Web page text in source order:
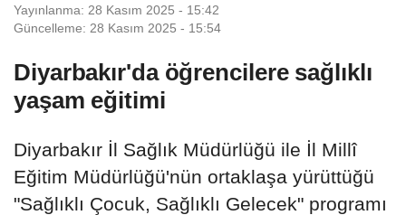
Yayınlanma: 28 Kasım 2025 - 15:42
Güncelleme: 28 Kasım 2025 - 15:54
Diyarbakır'da öğrencilere sağlıklı
yaşam eğitimi
Diyarbakır İl Sağlık Müdürlüğü ile İl Millî
Eğitim Müdürlüğü'nün ortaklaşa yürüttüğü
"Sağlıklı Çocuk, Sağlıklı Gelecek" programı